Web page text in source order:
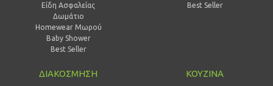
Είδη Ασφαλείας
Δωμάτιο
Homewear Μωρού
Baby Shower
Best Seller
Best Seller
ΔΙΑΚΟΣΜΗΣΗ ΚΟΥΖΙΝΑ